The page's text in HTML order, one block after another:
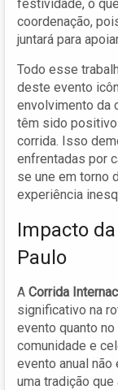
festividade, o
coordenação,
juntará para
Todo esse
deste evento
envolvimento da
têm sido
corrida. Isso
enfrentadas por
se une em torno
experiência
Impacto
Paulo
A Corrida
significativo na
evento quanto
comunidade e
evento anual não
uma tradição